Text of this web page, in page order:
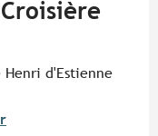
d'Estienne